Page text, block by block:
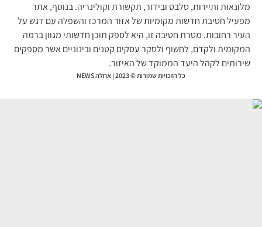
ותיירות, סלבס ובידור, תקשורת וקולינריה. בנוסף, אתר
חטיבת חדשות מקומיות של אזור המרכז והשפלה עם דגש על
רחובות. מטרת חטיבה זו, היא לספק תוכן חדשותי מגוון ברמה
ולקדם, לחשוף ולסקר עסקים קטנים ובינוניים אשר מספקים
לקהל היעד הממוקד של האיזור.
כל הזכויות שמורות © 2023 | אחלה NEWS